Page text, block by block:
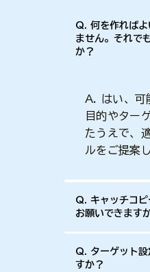
Q. 何を作ればよ
ません。それで
か？
A. はい、可
目的やター
たうえで、
ルをご提案
Q. キャッチコピ
お願いできます
Q. ターゲット設
すか？